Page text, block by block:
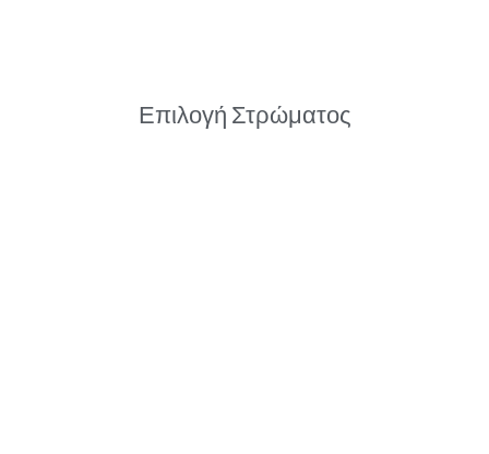
Επιλογή Στρώματος